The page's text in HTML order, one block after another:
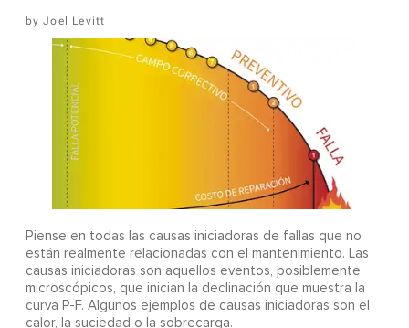
Joel Levitt
Piense en todas las causas iniciadoras de fallas que no
están realmente relacionadas con el mantenimiento. Las
causas iniciadoras son aquellos eventos, posiblemente
microscópicos, que inician la declinación que muestra la
curva P-F. Algunos ejemplos de causas iniciadoras son el
calor, la suciedad o la sobrecarga.